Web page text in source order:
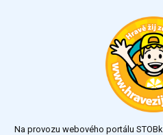
Na provozu webového portálu